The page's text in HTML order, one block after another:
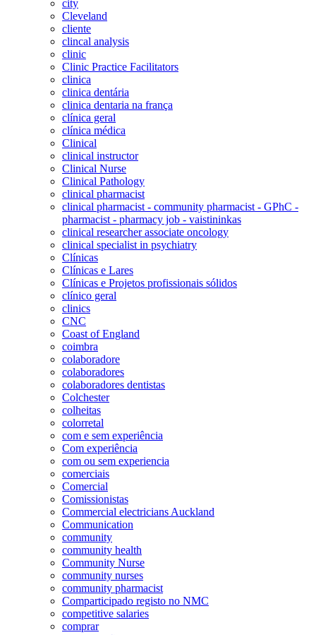
city
Cleveland
cliente
clincal analysis
clinic
Clinic Practice Facilitators
clinica
clinica dentária
clinica dentaria na frança
clínica geral
clínica médica
Clinical
clinical instructor
Clinical Nurse
Clinical Pathology
clinical pharmacist
clinical pharmacist - community pharmacist - GPhC -
pharmacist - pharmacy job - vaistininkas
clinical researcher associate oncology
clinical specialist in psychiatry
Clínicas
Clínicas e Lares
Clínicas e Projetos profissionais sólidos
clínico geral
clinics
CNC
Coast of England
coimbra
colaboradore
colaboradores
colaboradores dentistas
Colchester
colheitas
colorretal
com e sem experiência
Com experiência
com ou sem experiencia
comerciais
Comercial
Comissionistas
Commercial electricians Auckland
Communication
community
community health
Community Nurse
community nurses
community pharmacist
Comparticipado registo no NMC
competitive salaries
comprar